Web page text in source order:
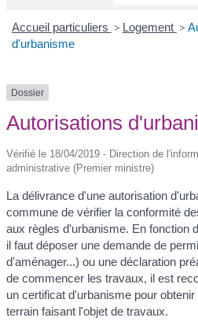
Accueil particuliers > Logement >
d'urbanisme
Dossier
Autorisations
Vérifié le 18/04/2019 - Direction de
administrative (Premier ministre)
La délivrance d'une autorisation
commune de vérifier la conformité
aux règles d'urbanisme. En fonction
il faut déposer une demande de
d'aménager...) ou une déclaration
de commencer les travaux, il est
un certificat d'urbanisme pour
terrain faisant l'objet de travaux.